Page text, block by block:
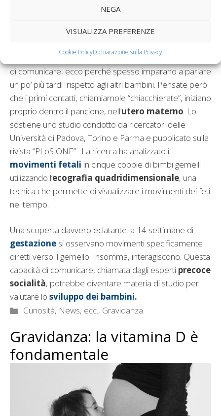
NEGA
VISUALIZZA PREFERENZE
Cookie PolicyDichiarazione sulla Privacy
sviluppano fin da subito uno speciale modo
di comunicare, ecco perché spesso imparano a parlare
un po’ più tardi rispetto agli altri bambini. Pensate però
che i primi contatti, chiamiamole “chiacchierate”, iniziano
proprio dentro il pancione, nell’utero materno. Lo
sostiene uno studio condotto da ricercatori delle
Università di Padova, Torino e Parma e pubblicato sulla
rivista “PLoS ONE”. La ricerca ha analizzato i
movimenti fetali in cinque coppie di bimbi gemelli
utilizzando l’ecografia quadridimensionale, una
tecnica che permette di visualizzare i movimenti dei feti
nel tempo.
Una scoperta davvero eclatante: a 14 settimane di
gestazione si osservano movimenti specificamente
diretti verso il gemello. Insomma, interagiscono. Questa
capacità di comunicare, chiamata dagli esperti precoce
socialità, potrebbe diventare materia di studio per
valutare lo sviluppo dei bambini.
Categorie
Curiosità, News, ecc., Gravidanza
Gravidanza: la vitamina D è
fondamentale